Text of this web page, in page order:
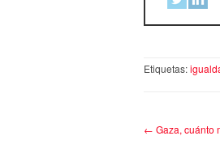
Etiquetas:
← Gaza, cuánto